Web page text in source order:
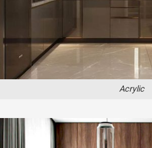
Acrylic